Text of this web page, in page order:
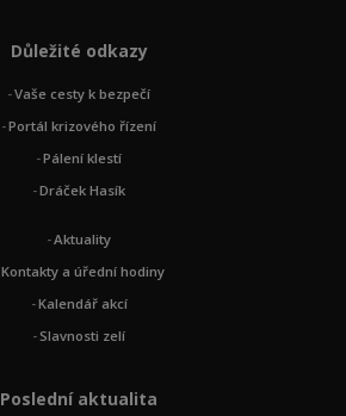
Důležité odkazy
Vaše cesty k bezpečí
Portál krizového řízení
Pálení klestí
Dráček Hasík
Aktuality
Kontakty a úřední hodiny
Kalendář akcí
Slavnosti zelí
Poslední aktualita